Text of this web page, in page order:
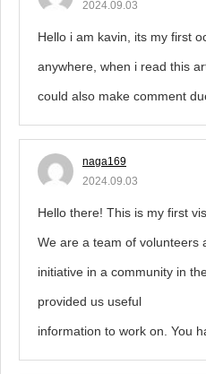
2024.09.03
Hello i am kavin, its my first
anywhere, when i read this
could also make comment
naga169
2024.09.03
Hello there! This is my first
We are a team of volunteers
initiative in a community in
provided us useful
information to work on. You